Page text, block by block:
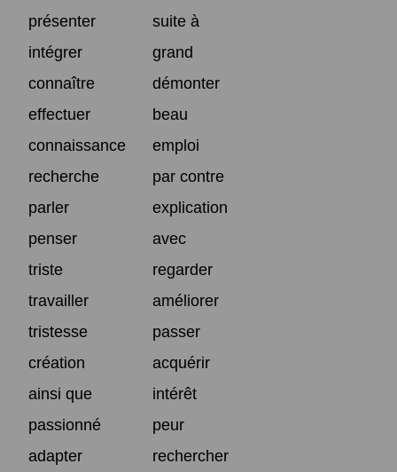
présenter
suite à
intégrer
grand
connaître
démonter
effectuer
beau
connaissance
emploi
recherche
par contre
parler
explication
penser
avec
triste
regarder
travailler
améliorer
tristesse
passer
création
acquérir
ainsi que
intérêt
passionné
peur
adapter
rechercher